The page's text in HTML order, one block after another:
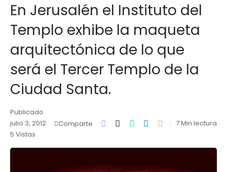
En Jerusalén el Instituto del
Templo exhibe la maqueta
arquitectónica de lo que
será el Tercer Templo de la
Ciudad Santa.
Publicado
julio 3, 2012
5 Vistas
Comparte 7 Min lectura